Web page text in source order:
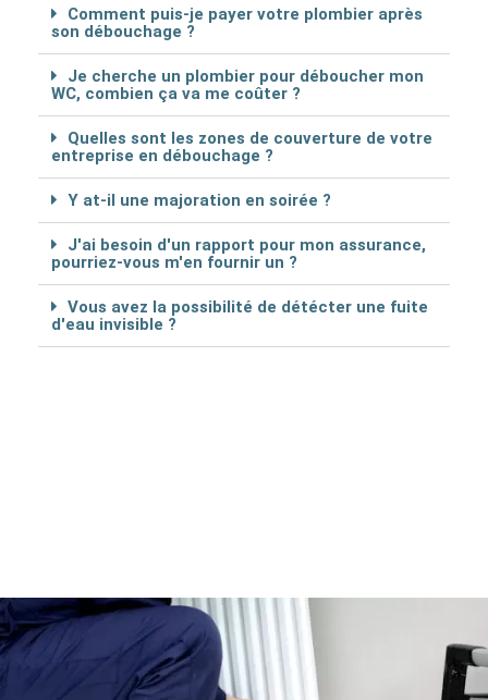
Comment puis-je payer votre plombier après
son débouchage ?
Je cherche un plombier pour déboucher mon
WC, combien ça va me coûter ?
Quelles sont les zones de couverture de votre
entreprise en débouchage ?
Y at-il une majoration en soirée ?
J'ai besoin d'un rapport pour mon assurance,
pourriez-vous m'en fournir un ?
Vous avez la possibilité de détécter une fuite
d'eau invisible ?